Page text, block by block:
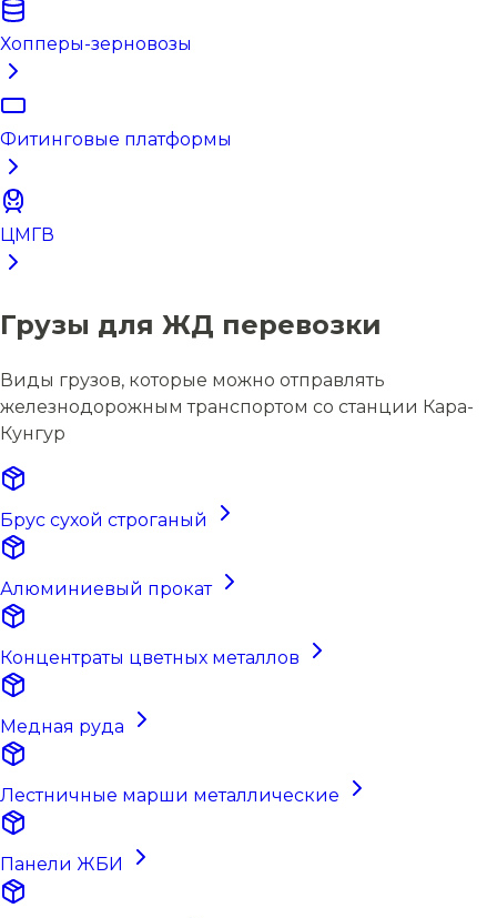
Хопперы-зерновозы
Фитинговые платформы
ЦМГВ
Грузы для ЖД перевозки
Виды грузов, которые можно отправлять
железнодорожным транспортом со станции Кара-
Кунгур
Брус сухой строганый
Алюминиевый прокат
Концентраты цветных металлов
Медная руда
Лестничные марши металлические
Панели ЖБИ